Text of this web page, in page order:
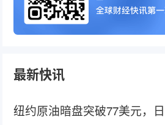
最新快讯
纽约原油暗盘突破77美元，日